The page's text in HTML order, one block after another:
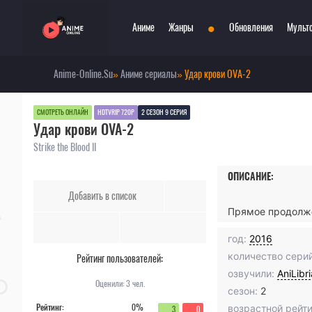
Аниме
Сериалы
Фильмы
Жанры
Боевые искусства
Война
• Обновления
Anime-Online.Su»Аниме сериалы» Удар крови OVA-2
СМОТРЕТЬ ОНЛАЙН HDTVRIP 720P 2 СЕЗОН 9 СЕРИЯ
Удар крови OVA-2
Strike the Blood II
Добавить в список
Рейтинг пользователей:
Оценили:3чел.
Рейтинг: 0% 3 0
ОПИСАНИЕ:
Прямое
год: 2016
количество
озвучили:
сезон: 2
возрастной